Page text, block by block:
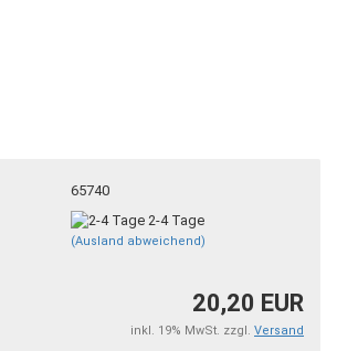
65740
2-4 Tage
(Ausland abweichend)
20,20 EUR
inkl. 19% MwSt. zzgl. Versand